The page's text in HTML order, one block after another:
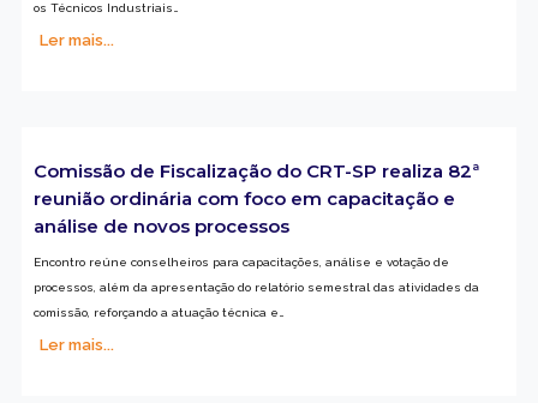
os Técnicos Industriais…
Ler mais...
Comissão de Fiscalização do CRT-SP realiza 82ª
reunião ordinária com foco em capacitação e
análise de novos processos
Encontro reúne conselheiros para capacitações, análise e votação de
processos, além da apresentação do relatório semestral das atividades da
comissão, reforçando a atuação técnica e…
Ler mais...